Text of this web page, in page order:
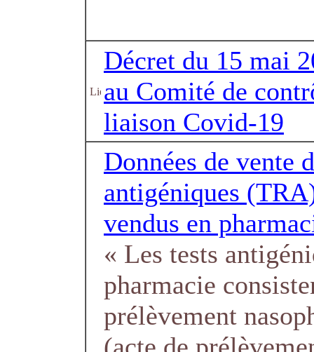
Décret du 15 mai
au Comité de
liaison Covid-19
Données de vente
antigéniques
vendus en
« Les tests
pharmacie
prélèvement